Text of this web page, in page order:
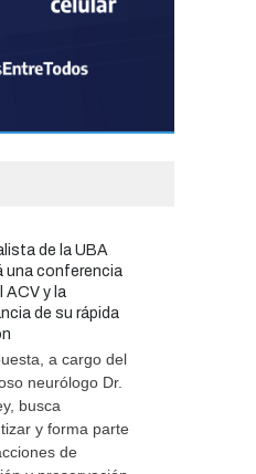
el monitoreo y la
Normal tendrá
30/07/2026
de 100 atletas
del Duatlón en
10/08/2026
de la UBA
una conferencia
ACV y la
de su rápida
a cargo del
neurólogo Dr.
busca
y forma parte
de